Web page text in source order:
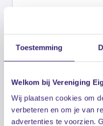
Toestemming
Welkom bij Vereniging
Wij plaatsen cookies om
verbeteren en om je van
advertenties te voorzien.
Hoe kan ik
Ledenpanel?
Hoe lang duurt het
vullen?